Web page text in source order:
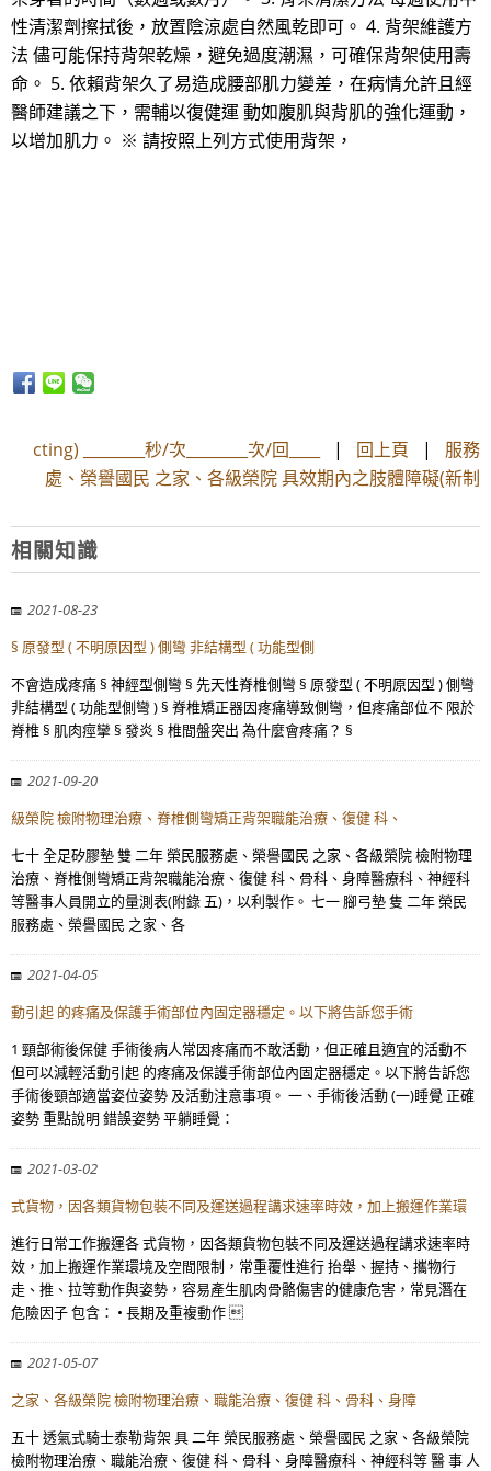
性清潔劑擦拭後，放置陰涼處自然風乾即可。 4. 背架維護方
法 儘可能保持背架乾燥，避免過度潮濕，可確保背架使用壽
命。 5. 依賴背架久了易造成腰部肌力變差，在病情允許且經
醫師建議之下，需輔以復健運 動如腹肌與背肌的強化運動，
以增加肌力。 ※ 請按照上列方式使用背架，
cting) ________秒/次________次/回____ | 回上頁 | 服務
處、榮譽國民 之家、各級榮院 具效期內之肢體障礙(新制
相關知識
2021-08-23
§ 原發型 ( 不明原因型 ) 側彎 非結構型 ( 功能型側
不會造成疼痛 § 神經型側彎 § 先天性脊椎側彎 § 原發型 ( 不明原因型 ) 側彎
非結構型 ( 功能型側彎 ) § 脊椎矯正器因疼痛導致側彎，但疼痛部位不 限於
脊椎 § 肌肉痙攣 § 發炎 § 椎間盤突出 為什麼會疼痛？ §
2021-09-20
級榮院 檢附物理治療、脊椎側彎矯正背架職能治療、復健 科、
七十 全足矽膠墊 雙 二年 榮民服務處、榮譽國民 之家、各級榮院 檢附物理
治療、脊椎側彎矯正背架職能治療、復健 科、骨科、身障醫療科、神經科
等醫事人員開立的量測表(附錄 五)，以利製作。 七一 腳弓墊 隻 二年 榮民
服務處、榮譽國民 之家、各
2021-04-05
動引起 的疼痛及保護手術部位內固定器穩定。以下將告訴您手術
1 頸部術後保健 手術後病人常因疼痛而不敢活動，但正確且適宜的活動不
但可以減輕活動引起 的疼痛及保護手術部位內固定器穩定。以下將告訴您
手術後頸部適當姿位姿勢 及活動注意事項。 一、手術後活動 (一)睡覺 正確
姿勢 重點說明 錯誤姿勢 平躺睡覺：
2021-03-02
式貨物，因各類貨物包裝不同及運送過程講求速率時效，加上搬運作業環
進行日常工作搬運各 式貨物，因各類貨物包裝不同及運送過程講求速率時
效，加上搬運作業環境及空間限制，常重覆性進行 抬舉、握持、攜物行
走、推、拉等動作與姿勢，容易產生肌肉骨骼傷害的健康危害，常見潛在
危險因子 包含： • 長期及重複動作 
2021-05-07
之家、各級榮院 檢附物理治療、職能治療、復健 科、骨科、身障
五十 透氣式騎士泰勒背架 具 二年 榮民服務處、榮譽國民 之家、各級榮院
檢附物理治療、職能治療、復健 科、骨科、身障醫療科、神經科等 醫 事 人